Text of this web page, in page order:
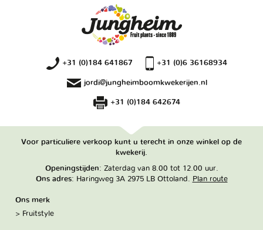
+31 (0)184 641867 +31 (0)6 36168934
jordi@jungheimboomkwekerijen.nl
+31 (0)184 642674
Voor particuliere verkoop kunt u terecht in onze winkel op de
kwekerij.
Openingstijden: Zaterdag van 8.00 tot 12.00 uur.
Ons adres: Haringweg 3A 2975 LB Ottoland. Plan route
Ons merk
Fruitstyle